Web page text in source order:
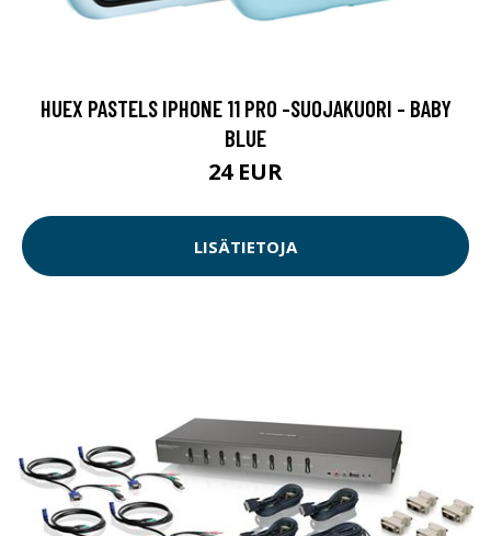
HUEX PASTELS IPHONE 11 PRO -SUOJAKUORI - BABY
BLUE
24 EUR
LISÄTIETOJA